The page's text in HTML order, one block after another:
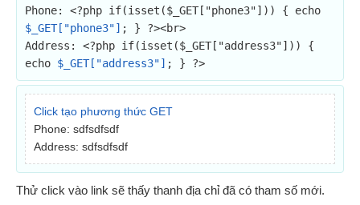
$_GET["phone3"] ; } ?><br>
Address: <?php if(isset($_GET["address3"])) {
echo $_GET["address3"] ; } ?>
Click tạo phương thức GET
Phone: sdfsdfsdf
Address: sdfsdfsdf
Thử click vào link sẽ thấy thanh địa chỉ đã có tham số mới.